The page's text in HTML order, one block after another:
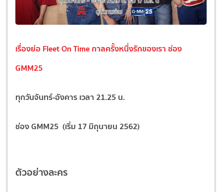
เรื่องย่อ Fleet On Time กาลครั้งหนึ่งรักของเรา ช่อง
GMM25
ทุกวันจันทร์-อังคาร เวลา 21.25น.
ช่องGMM25 (เริ่ม 17มิถุนายน 2562)
ตัวอย่างละคร